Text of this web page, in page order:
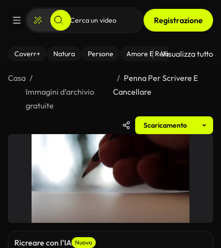
Registrazione
Coverr+ Natura Persone Amore E Relazioni Il
Visualizza tutto
Casa
Immagini d’archivio
gratuite
Penna Per Scrivere E
Cancellare
Scaricamento
Ricreare con l’IA Nuovo